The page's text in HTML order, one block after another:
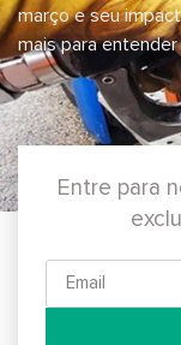
março e seu
mais para
Entre para